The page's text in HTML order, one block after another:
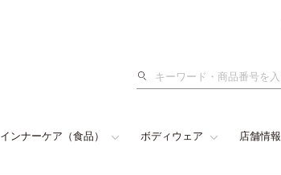
検
インナーケア（食品） ボディウェア 店舗情報